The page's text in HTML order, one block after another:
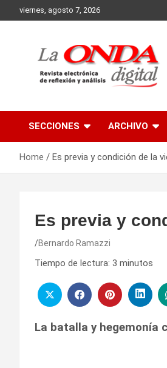
to
viernes, agosto 7, 2026
SECCIONES ARCHIVO
Home Es previa y condición de la
Es previa y
Bernardo Ramazzi
Tiempo de lectura: 3 minutos
La batalla y hegemonía